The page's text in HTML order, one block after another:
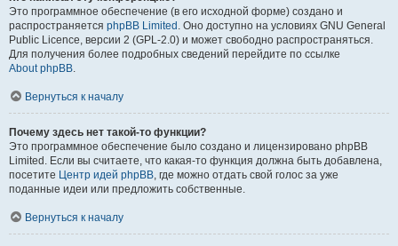
Это программное обеспечение (в его исходной форме) создано и
распространяется phpBB Limited . Оно доступно на условиях GNU General
Public Licence, версии 2 (GPL-2.0) и может свободно распространяться.
Для получения более подробных сведений перейдите по ссылке
About phpBB.
Вернуться к началу
Почему здесь нет такой-то функции?
Это программное обеспечение было создано и лицензировано phpBB
Limited. Если вы считаете, что какая-то функция должна быть добавлена,
посетите Центр идей phpBB, где можно отдать свой голос за уже
поданные идеи или предложить собственные.
Вернуться к началу